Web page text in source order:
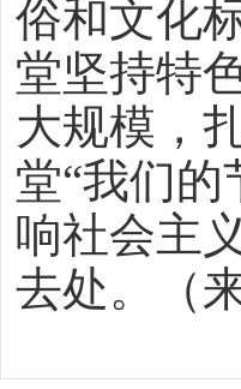
俗和文化
堂坚持特
大规模，
堂“我们的
响社会主
去处。（